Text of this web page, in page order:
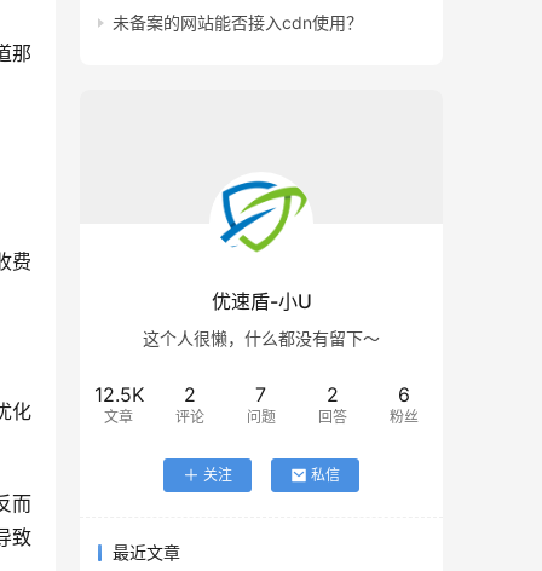
那
费
化
而
致
未备案的网站能否接入cdn使用？
优速盾-小U
这个人很懒，什么都没有留下～
12.5K
文章
2
评论
7
问题
2
回答
6
粉丝
关注 私信
最近文章